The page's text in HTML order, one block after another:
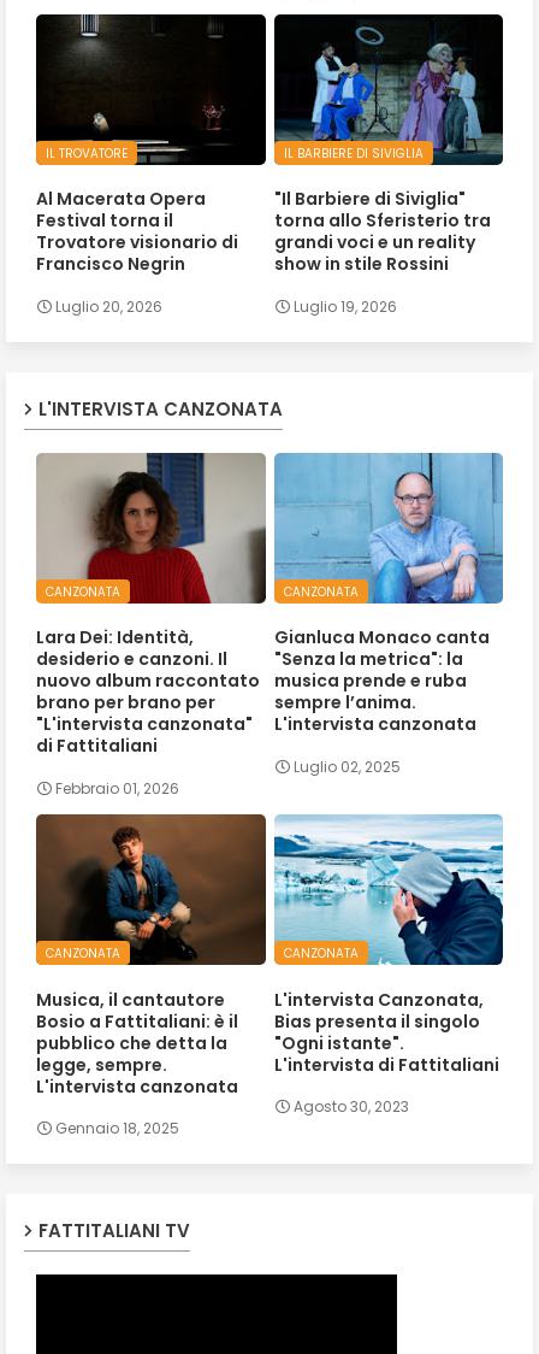
IL TROVATORE
Al Macerata Opera
Festival torna il
Trovatore visionario di
Francisco Negrin
Luglio 20, 2026
IL BARBIERE DI SIVIGLIA
"Il Barbiere di Siviglia"
torna allo Sferisterio tra
grandi voci e un reality
show in stile Rossini
Luglio 19, 2026
L'INTERVISTA CANZONATA
CANZONATA
Lara Dei: Identità,
desiderio e canzoni. Il
nuovo album raccontato
brano per brano per
"L'intervista canzonata"
di Fattitaliani
Febbraio 01, 2026
CANZONATA
Gianluca Monaco canta
"Senza la metrica": la
musica prende e ruba
sempre l’anima.
L'intervista canzonata
Luglio 02, 2025
CANZONATA
Musica, il cantautore
Bosio a Fattitaliani: è il
pubblico che detta la
legge, sempre.
L'intervista canzonata
Gennaio 18, 2025
CANZONATA
L'intervista Canzonata,
Bias presenta il singolo
"Ogni istante".
L'intervista di Fattitaliani
Agosto 30, 2023
FATTITALIANI TV